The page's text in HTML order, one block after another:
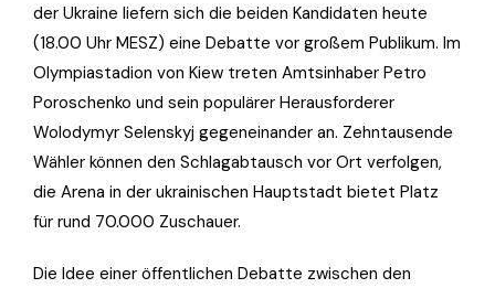
der Ukraine liefern sich die beiden Kandidaten heute
(18.00 Uhr MESZ) eine Debatte vor großem Publikum. Im
Olympiastadion von Kiew treten Amtsinhaber Petro
Poroschenko und sein populärer Herausforderer
Wolodymyr Selenskyj gegeneinander an. Zehntausende
Wähler können den Schlagabtausch vor Ort verfolgen,
die Arena in der ukrainischen Hauptstadt bietet Platz
für rund 70.000 Zuschauer.
Die Idee einer öffentlichen Debatte zwischen den